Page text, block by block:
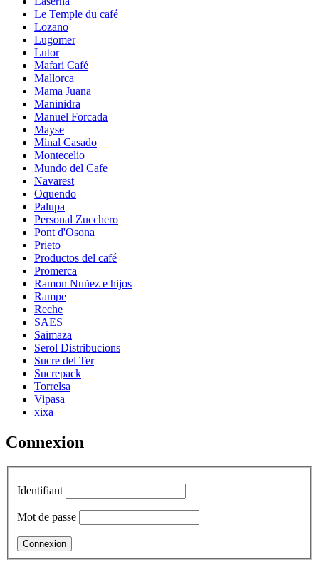
Le Temple du café
Lozano
Lugomer
Lutor
Mafari Café
Mallorca
Mama Juana
Maninidra
Manuel Forcada
Mayse
Minal Casado
Montecelio
Mundo del Cafe
Navarest
Oquendo
Palupa
Personal Zucchero
Pont d'Osona
Prieto
Productos del café
Promerca
Ramon Nuñez e hijos
Rampe
Reche
SAES
Saimaza
Serol Distribucions
Sucre del Ter
Sucrepack
Torrelsa
Vipasa
xixa
Connexion
Identifiant
Mot de passe